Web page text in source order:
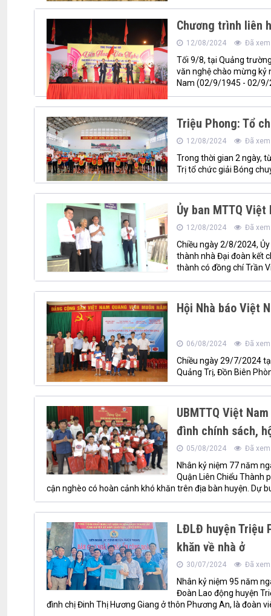
Chương trình liên
12/08/2024 Đã
Tối 9/8, tại Quảng
văn nghệ chào mừng kỷ
Nam (02/9/1945 - 02/9/
Triệu Phong: Tổ
12/08/2024 Đã
Trong thời gian 2 ngày,
Trị tổ chức giải Bóng
Ủy ban MTTQ
12/08/2024 Đã
Chiều ngày 2/8/2024,
thành nhà Đại đoàn kết
thành có đồng chí Trần
Hội Nhà báo Việt
06/08/2024 Đã
Chiều ngày 29/7/2024
Quảng Trị, Đồn Biên
UBMTTQ Việt
đình chính sách,
05/08/2024 Đã
Nhân kỷ niệm 77 năm
Quận Liên Chiểu Thành
cận nghèo có hoàn cảnh khó khăn trên địa bàn huyện. Dự
LĐLĐ huyện Triệu
khăn về nhà ở
30/07/2024 Đã
Nhân kỷ niệm 95 năm
Đoàn Lao động huyện
đình chị Đinh Thị Hương Giang ở thôn Phương An, là đoàn